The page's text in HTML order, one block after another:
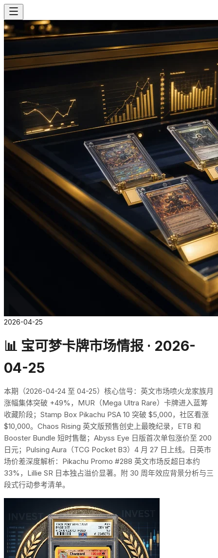
2026-04-25
📊 宝可梦卡牌市场情报 · 2026-
04-25
本期（2026-04-24 至 04-25）核心信号：英文市场喷火龙家族月
涨幅集体突破 +49%，MUR（Mega Ultra Rare）卡牌进入蓝筹
收藏阶段；Stamp Box Pikachu PSA 10 突破 $5,000，社区看涨
$10,000。Chaos Rising 英文版预售创史上最晚纪录，ETB 和
Booster Bundle 短时售罄；Abyss Eye 日版首次单包涨价至 200
日元；Pulsing Aura（TCG Pocket B3）4 月 27 日上线。日英市
场价差深度解析：Pikachu Promo #288 英文市场反超日本约
33%，Lillie SR 日本独占溢价显著。附 30 周年效应背景分析与三
段式行动参考清单。